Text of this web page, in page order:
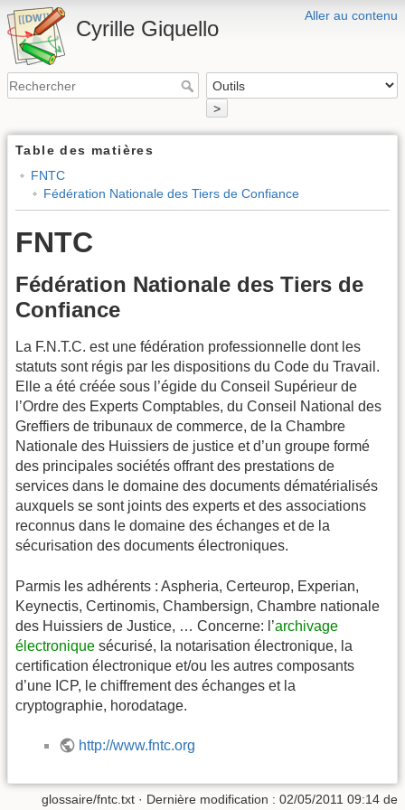
Aller au contenu
Cyrille Giquello
>
Table des matières
FNTC
Fédération Nationale des Tiers de Confiance
FNTC
Fédération Nationale des Tiers de
Confiance
La F.N.T.C. est une fédération professionnelle dont les
statuts sont régis par les dispositions du Code du Travail.
Elle a été créée sous l’égide du Conseil Supérieur de
l’Ordre des Experts Comptables, du Conseil National des
Greffiers de tribunaux de commerce, de la Chambre
Nationale des Huissiers de justice et d’un groupe formé
des principales sociétés offrant des prestations de
services dans le domaine des documents dématérialisés
auxquels se sont joints des experts et des associations
reconnus dans le domaine des échanges et de la
sécurisation des documents électroniques.
Parmis les adhérents : Aspheria, Certeurop, Experian,
Keynectis, Certinomis, Chambersign, Chambre nationale
des Huissiers de Justice, … Concerne: l’archivage
électronique sécurisé, la notarisation électronique, la
certification électronique et/ou les autres composants
d’une ICP, le chiffrement des échanges et la
cryptographie, horodatage.
http://www.fntc.org
glossaire/fntc.txt · Dernière modification : 02/05/2011 09:14 de